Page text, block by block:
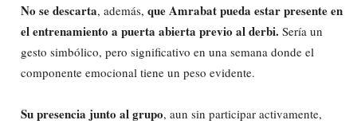
No se descarta, además, que Amrabat pueda estar presente en
el entrenamiento a puerta abierta previo al derbi. Sería un
gesto simbólico, pero significativo en una semana donde el
componente emocional tiene un peso evidente.
Su presencia junto al grupo, aun sin participar activamente,